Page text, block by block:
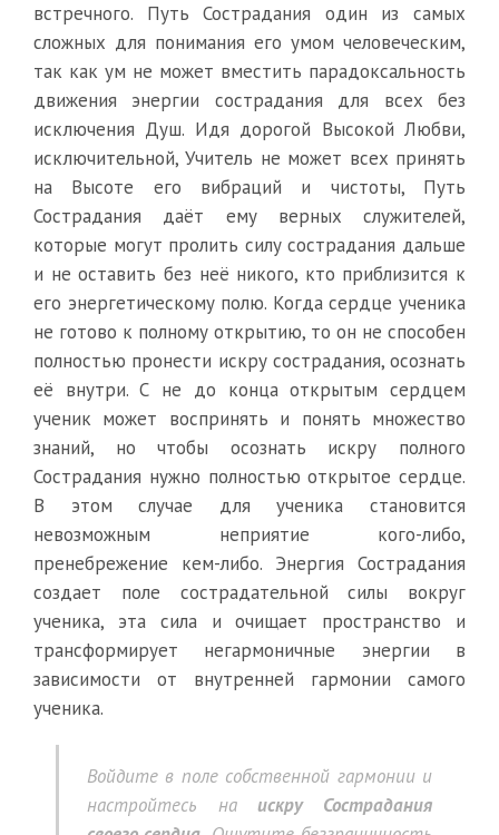
встречного. Путь Сострадания один из самых
сложных для понимания его умом человеческим,
так как ум не может вместить парадоксальность
движения энергии сострадания для всех без
исключения Душ. Идя дорогой Высокой Любви,
исключительной, Учитель не может всех принять
на Высоте его вибраций и чистоты, Путь
Сострадания даёт ему верных служителей,
которые могут пролить силу сострадания дальше
и не оставить без неё никого, кто приблизится к
его энергетическому полю. Когда сердце ученика
не готово к полному открытию, то он не способен
полностью пронести искру сострадания, осознать
её внутри. С не до конца открытым сердцем
ученик может воспринять и понять множество
знаний, но чтобы осознать искру полного
Сострадания нужно полностью открытое сердце.
В этом случае для ученика становится
невозможным неприятие кого-либо,
пренебрежение кем-либо. Энергия Сострадания
создает поле сострадательной силы вокруг
ученика, эта сила и очищает пространство и
трансформирует негармоничные энергии в
зависимости от внутренней гармонии самого
ученика.
Войдите в поле собственной гармонии и
настройтесь наискру Сострадания